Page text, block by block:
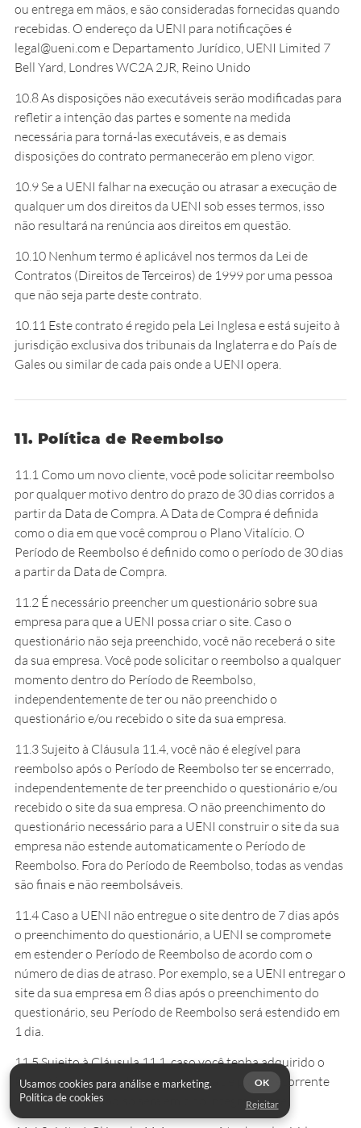
ou entrega em mãos, e são consideradas fornecidas quando
recebidas. O endereço da UENI para notificações é
legal@ueni.com e Departamento Jurídico, UENI Limited 7
Bell Yard, Londres WC2A 2JR, Reino Unido
10.8 As disposições não executáveis serão modificadas para
refletir a intenção das partes e somente na medida
necessária para torná-las executáveis, e as demais
disposições do contrato permanecerão em pleno vigor.
10.9 Se a UENI falhar na execução ou atrasar a execução de
qualquer um dos direitos da UENI sob esses termos, isso
não resultará na renúncia aos direitos em questão.
10.10 Nenhum termo é aplicável nos termos da Lei de
Contratos (Direitos de Terceiros) de 1999 por uma pessoa
que não seja parte deste contrato.
10.11 Este contrato é regido pela Lei Inglesa e está sujeito à
jurisdição exclusiva dos tribunais da Inglaterra e do País de
Gales ou similar de cada pais onde a UENI opera.
11. Política de Reembolso
11.1 Como um novo cliente, você pode solicitar reembolso
por qualquer motivo dentro do prazo de 30 dias corridos a
partir da Data de Compra. A Data de Compra é definida
como o dia em que você comprou o Plano Vitalício. O
Período de Reembolso é definido como o período de 30 dias
a partir da Data de Compra.
11.2 É necessário preencher um questionário sobre sua
empresa para que a UENI possa criar o site. Caso o
questionário não seja preenchido, você não receberá o site
da sua empresa. Você pode solicitar o reembolso a qualquer
momento dentro do Período de Reembolso,
independentemente de ter ou não preenchido o
questionário e/ou recebido o site da sua empresa.
11.3 Sujeito à Cláusula 11.4, você não é elegível para
reembolso após o Período de Reembolso ter se encerrado,
independentemente de ter preenchido o questionário e/ou
recebido o site da sua empresa. O não preenchimento do
questionário necessário para a UENI construir o site da sua
empresa não estende automaticamente o Período de
Reembolso. Fora do Período de Reembolso, todas as vendas
são finais e não reembolsáveis.
11.4 Caso a UENI não entregue o site dentro de 7 dias após
o preenchimento do questionário, a UENI se compromete
em estender o Período de Reembolso de acordo com o
número de dias de atraso. Por exemplo, se a UENI entregar o
site da sua empresa em 8 dias após o preenchimento do
questionário, seu Período de Reembolso será estendido em
1 dia.
11.5 Sujeito à Cláusula 11.1, caso você tenha adquirido o
Plano Vitalício e nenhuma assinatura de plano recorrente
opcional, o reembolso será emitido integralmente.
Usamos cookies para análise e marketing.
Política de cookies
Rejeitar
OK